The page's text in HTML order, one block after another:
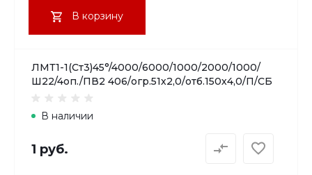
В корзину
ЛМТ1-1(Ст3)45°/4000/6000/1000/2000/1000/
Ш22/4оп./ПВ2 406/огр.51х2,0/отб.150х4,0/П/СБ
В наличии
1 руб.